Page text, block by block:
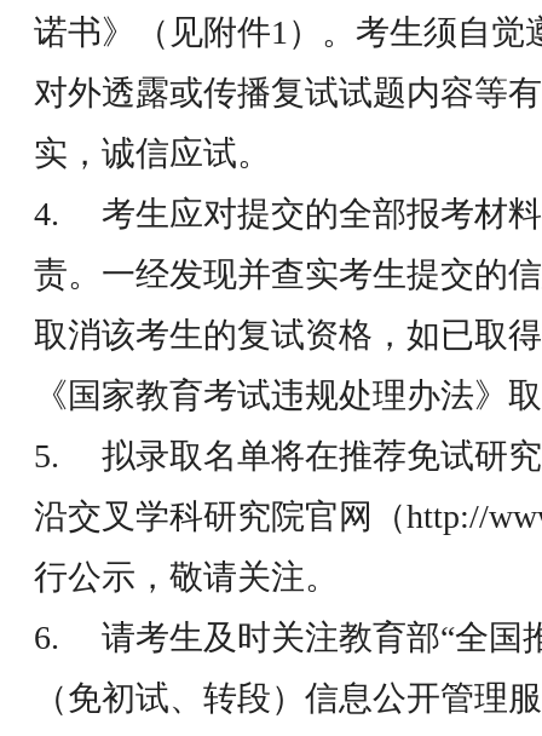
诺书》（见附件1）。考生须自觉
对外透露或传播复试试题内容等
实，诚信应试。
4. 考生应对提交的全部报考材
责。一经发现并查实考生提交的
取消该考生的复试资格，如已取
《国家教育考试违规处理办法》
5. 拟录取名单将在推荐免试研
沿交叉学科研究院官网（http://
行公示，敬请关注。
6. 请考生及时关注教育部“全国
（免初试、转段）信息公开管理